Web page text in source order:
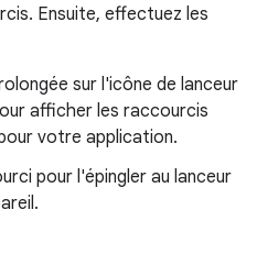
Ensuite, effectuez les
sur l'icône de lanceur
afficher les raccourcis
votre application.
pour l'épingler au lanceur